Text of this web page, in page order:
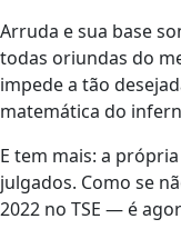
Arruda e sua base
todas oriundas do
impede a tão
matemática do
E tem mais: a
julgados. Como se
2022 no TSE — é